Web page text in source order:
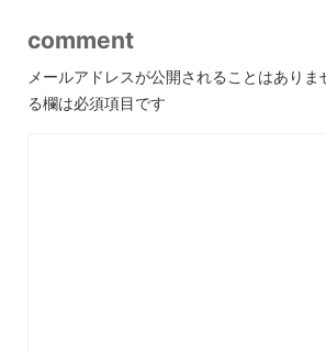
comment
メールアドレスが公開されることはありま
る欄は必須項目です